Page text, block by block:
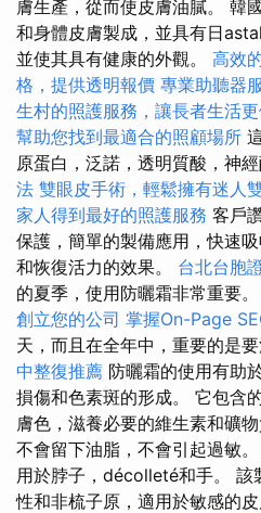
膚生產，從而使皮膚油膩。 韓
和身體皮膚製成，並具有日
並使其具有健康的外觀。 高效
格，提供透明報價 專業助聽器
生村的照護服務，讓長者生活
幫助您找到最適合的照顧場所
原蛋白，泛諾，透明質酸，神
法 雙眼皮手術，輕鬆擁有迷人
家人得到最好的照護服務 客戶
保護，簡單的製備應用，快速
和恢復活力的效果。 台北台胞
的夏季，使用防曬霜非常重要。
創立您的公司 掌握On-Page
天，而且在全年中，重要的是
中整復推薦 防曬霜的使用有助
損傷和色素斑的形成。 它包含
膚色，滋養必要的維生素和礦
不會留下油脂，不會引起過敏
用於脖子，décolleté和手。 該
性和非梳子原，適用於敏感的皮